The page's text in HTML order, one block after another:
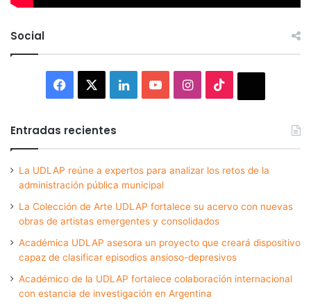
Social
Facebook LinkedInYouTubeInstagram
Entradas recientes
La UDLAP reúne a expertos para analizar los retos de la
administración pública municipal
La Colección de Arte UDLAP fortalece su acervo con nuevas
obras de artistas emergentes y consolidados
Académica UDLAP asesora un proyecto que creará dispositivo
capaz de clasificar episodios ansioso-depresivos
Académico de la UDLAP fortalece colaboración internacional
con estancia de investigación en Argentina